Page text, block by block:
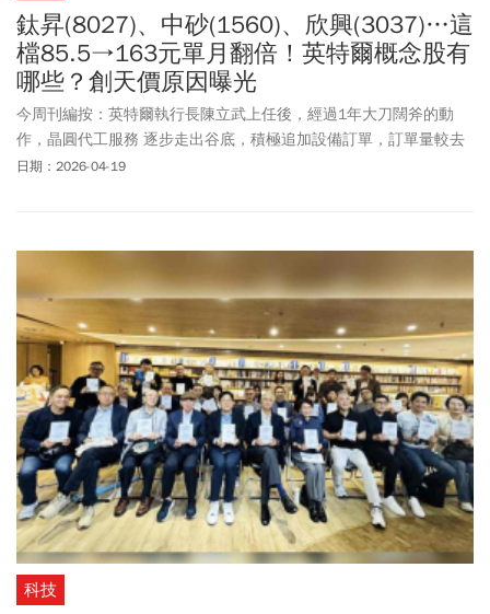
鈦昇(8027)、中砂(1560)、欣興(3037)…這
檔85.5→163元單月翻倍！英特爾概念股有
哪些？創天價原因曝光
今周刊編按：英特爾執行長陳立武上任後，經過1年大刀闊斧的動
作，晶圓代工服務 逐步走出谷底，積極追加設備訂單，訂單量較去
年大幅成長5成以上。英特爾CPU角色顯著升級，讓外界高度看好其
元，短短一個多月漲幅高達9成之多。而中砂鑽石碟也自去年下半年
起打進英特爾，出貨涵蓋多座廠區，股價從3月底的425.5元，一路
往上來到544元，漲幅高達27%。欣興則是從444.5元再度發動攻
勢，本波見到660元，漲幅近5成，3家均創歷史新高價。
日期：2026-04-19
科技